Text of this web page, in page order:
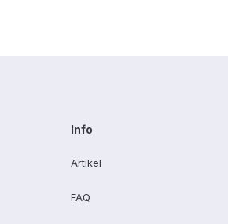
Info
Artikel
FAQ